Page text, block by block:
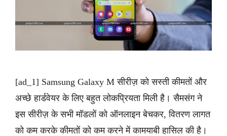
[ad_1] Samsung Galaxy M सीरीज़ को सस्ती कीमतों और
अच्छे हार्डवेयर के लिए बहुत लोकप्रियता मिली है। सैमसंग ने
इस सीरीज़ के सभी मॉडलों को ऑनलाइन बेचकर, वितरण लागत
को कम करके कीमतों को कम करने में कामयाबी हासिल की है।